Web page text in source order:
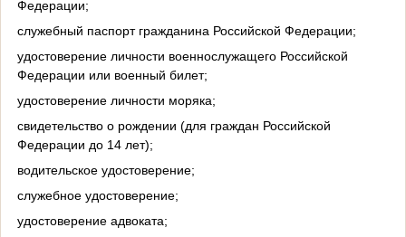
Федерации;
служебный паспорт гражданина Российской Федерации;
удостоверение личности военнослужащего Российской
Федерации или военный билет;
удостоверение личности моряка;
свидетельство о рождении (для граждан Российской
Федерации до 14 лет);
водительское удостоверение;
служебное удостоверение;
удостоверение адвоката;